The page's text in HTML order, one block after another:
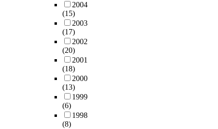
2004
(15)
2003
(17)
2002
(20)
2001
(18)
2000
(13)
1999
(6)
1998
(8)